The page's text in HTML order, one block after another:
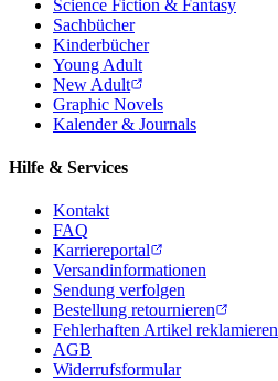
Science Fiction & Fantasy
Sachbücher
Kinderbücher
Young Adult
New Adult
Graphic Novels
Kalender & Journals
Hilfe & Services
Kontakt
FAQ
Karriereportal
Versandinformationen
Sendung verfolgen
Bestellung retournieren
Fehlerhaften Artikel reklamieren
AGB
Widerrufsformular